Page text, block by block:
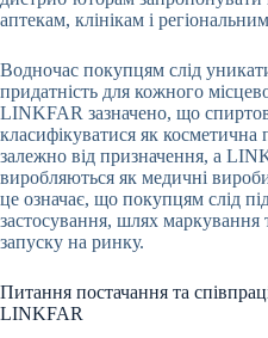
аптекам, клінікам і
Водночас покупцям слід
придатність для кожного
LINKFAR зазначено, що
класифікуватися як
залежно від призначення, а
виробляються як медичні
це означає, що покупцям слід
застосування, шлях маркування
запуску на ринку.
Питання постачання та
LINKFAR